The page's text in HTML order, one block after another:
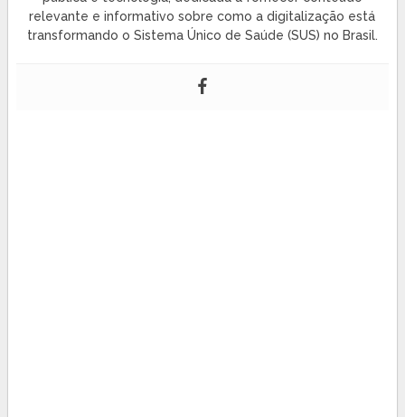
relevante e informativo sobre como a digitalização está
transformando o Sistema Único de Saúde (SUS) no Brasil.